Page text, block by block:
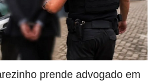
prende advogado em